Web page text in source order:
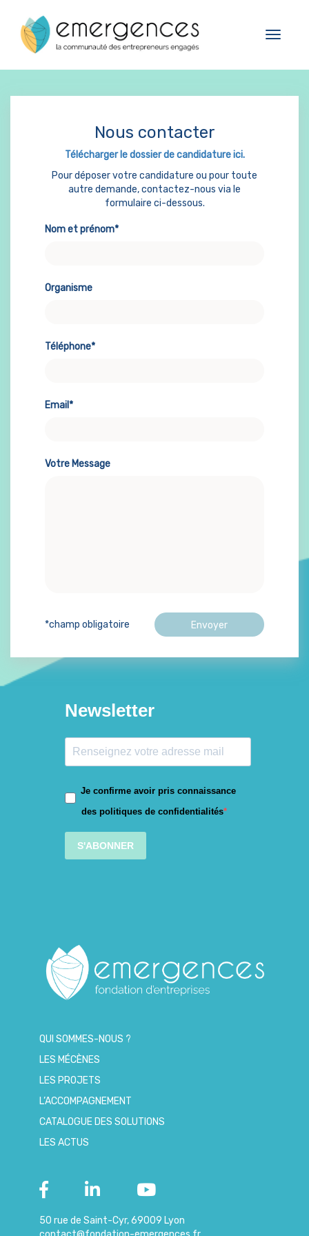
Toggle
RDI
Newsletter
Je confirme avoir pris connaissance
des politiques de confidentialités
S'ABONNER
QUI SOMMES-NOUS ?
LES MÉCÈNES
LES PROJETS
L’ACCOMPAGNEMENT
CATALOGUE DES SOLUTIONS
LES ACTUS
50 rue de Saint-Cyr, 69009 Lyon
Nous contacter
Télécharger le dossier de candidature ici.
Pour déposer votre candidature ou pour toute
autre demande, contactez-nous via le
formulaire ci-dessous.
Nom et prénom*
Organisme
Téléphone*
Email*
Votre Message
*champ obligatoire